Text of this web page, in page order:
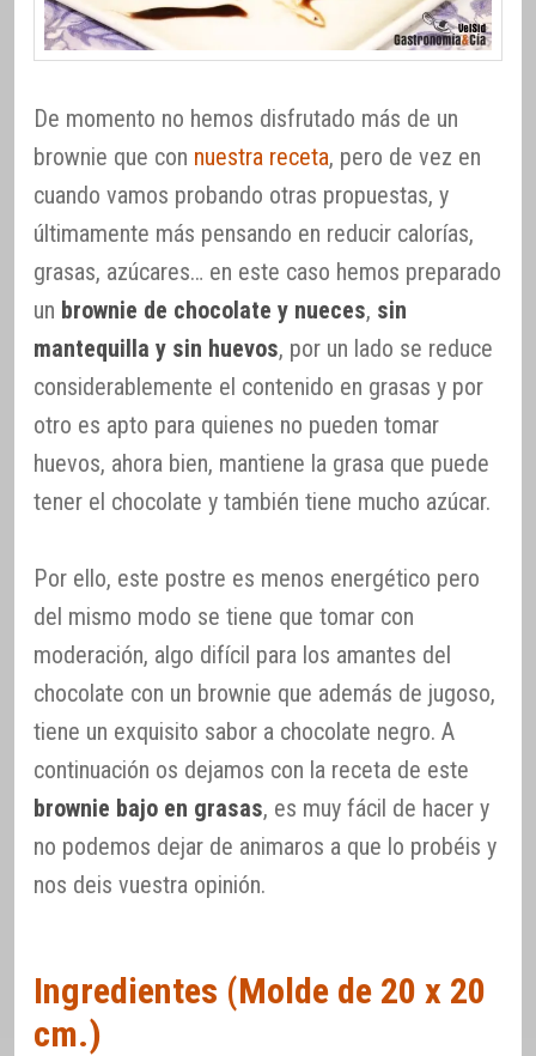
De momento no hemos disfrutado más de un
brownie que con nuestra receta, pero de vez en
cuando vamos probando otras propuestas, y
últimamente más pensando en reducir calorías,
grasas, azúcares… en este caso hemos preparado
un brownie de chocolate y nueces, sin
mantequilla y sin huevos, por un lado se reduce
considerablemente el contenido en grasas y por
otro es apto para quienes no pueden tomar
huevos, ahora bien, mantiene la grasa que puede
tener el chocolate y también tiene mucho azúcar.
Por ello, este postre es menos energético pero
del mismo modo se tiene que tomar con
moderación, algo difícil para los amantes del
chocolate con un brownie que además de jugoso,
tiene un exquisito sabor a chocolate negro. A
continuación os dejamos con la receta de este
brownie bajo en grasas, es muy fácil de hacer y
no podemos dejar de animaros a que lo probéis y
nos deis vuestra opinión.
Ingredientes (Molde de 20 x 20
cm.)